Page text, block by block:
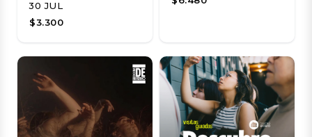
30 JUL
$3.300